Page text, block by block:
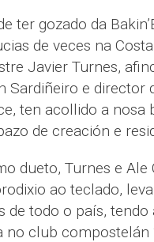
ter gozado da
de veces na
Javier Turnes,
Sardiñeiro e director
ten acollido a nosa
de creación e
dueto, Turnes e Ale
ao teclado,
de todo o país, tendo
no club compostelán